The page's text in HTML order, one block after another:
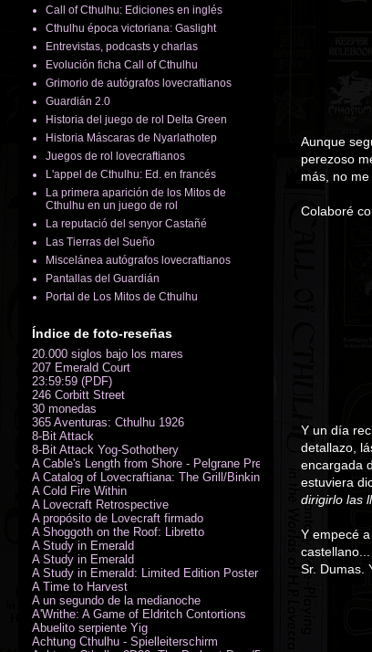
Aunque
perezoso
más, no
Colaboré
Y un día
detallazo,
encargada
estuviera
dirigirlo las
Y empecé
Sr. Dumas.
Call of Cthulhu: Ediciones en inglés
Cthulhu época victoriana: Gaslight
Entrevistas, podcasts y charlas
Evolución ficha Call of Cthulhu
Grimorio de autógrafos lovecraftianos
Guardián 2.0
Historia del juego de rol Delta Green
Historia Máscaras de Nyarlathotep
Juegos de rol lovecraftianos
L'appel de Cthulhu: Ed. en francés
La primera aparición de los Mitos de
Cthulhu en un juego de rol
La reputació del senyor Castañé
Las Tierras del Sueño
Miscelánea autógrafos lovecraftianos
Pantallas del Guardián
Portal de Los Mitos de Cthulhu
Índice de foto-reseñas
20.000 siglos bajo los mares
207 Emerald Court
23:59:59 (PDF)
246 Corbitt Street
30 monedas
365 Aventuras: Cthulhu 1926
8-Bit Attack
8-Bit Attack Yog-Sothothery
A Cable's Length from Shore - Pelgrane Press' FreeRPG 2018
A Catalog of Lovecraftiana: The Grill/Binkin Collection
A Cold Fire Within
A Lovecraft Retrospective
A propósito de Lovecraft firmado
A Shoggoth on the Roof: Libretto
A Study in Emerald
A Study in Emerald
A Study in Emerald: Limited Edition Poster (Neil Gaiman)
A Time to Harvest
A un segundo de la medianoche
A'Writhe: A Game of Eldritch Contortions
Abuelito serpiente Yig
Achtung Cthulhu - Spielleiterschirm